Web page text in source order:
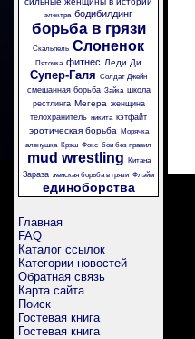
электра бодибилдинг
борьба в грязи
Скальпель Слоненок
Пяточка фитнес Леди Ди
Супер-Галя Солдат Джейн
смешанная борьба Зайка школа
рестлинга Мегера женщина
телохранитель никита кэтфайт
эротическая борьба
Морячка
аленушка Крэш Фокс бои без правил
mud wrestling Китана
Зараза женская борьба в грязи Флэйм
единоборства
Главная
FAQ
Каталог ссылок
Категории новостей
Обратная связь
Карта сайта
Поиск
Гостевая книга
Гостевая книга